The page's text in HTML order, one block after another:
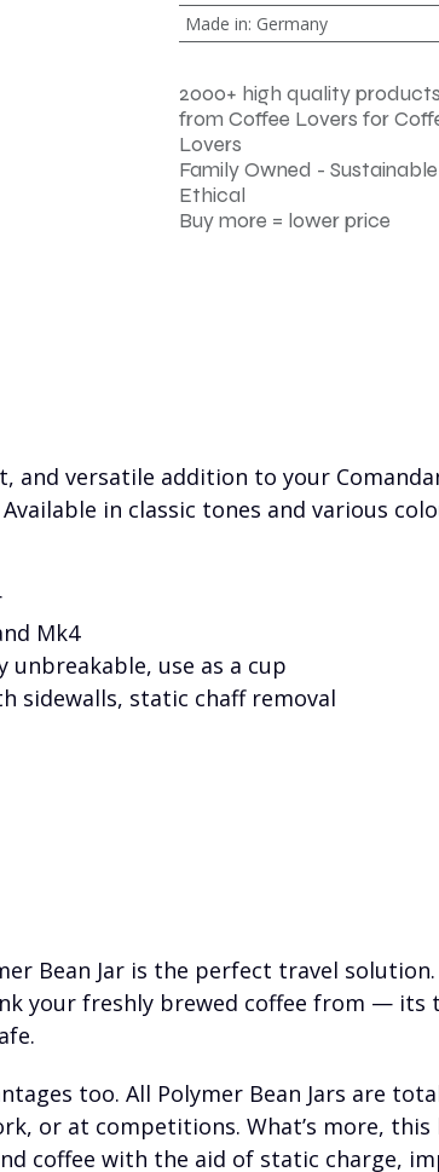
Made in: Germany
2000+ high quality products
from Coffee Lovers for
Lovers
Family Owned -
Ethical
Buy more = lower price
and versatile addition to your
in classic tones and various
Mk4
use as a cup
sidewalls, static chaff removal
Bean Jar is the perfect travel
your freshly brewed coffee from — its
too. All Polymer Bean Jars are
or at competitions. What’s more,
coffee with the aid of static charge,